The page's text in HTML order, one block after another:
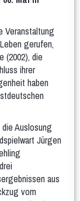
Veranstaltung
gerufen,
(2002), die
ihrer
haben
Auslosung
Jürgen
aus
vom